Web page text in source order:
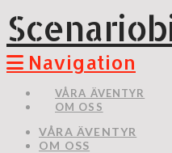
Navigation
VÅRA ÄVENTYR
OM OSS
VÅRA ÄVENTYR
OM OSS